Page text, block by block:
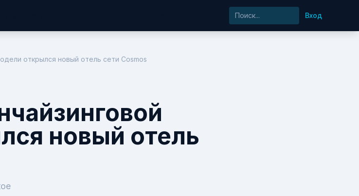
Вход
открылся новый отель сети Cosmos
новый отель